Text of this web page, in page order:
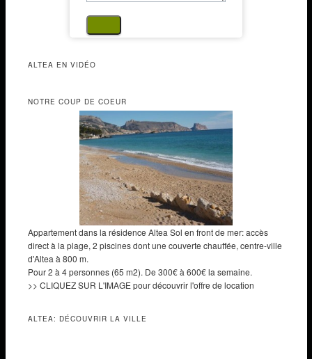
ALTEA EN VIDÉO
NOTRE COUP DE COEUR
Appartement dans la résidence Altea Sol en front de mer: accès
direct à la plage, 2 piscines dont une couverte chauffée, centre-ville
d'Altea à 800 m.
Pour 2 à 4 personnes (65 m2). De 300€ à 600€ la semaine.
>> CLIQUEZ SUR L'IMAGE pour découvrir l'offre de location
ALTEA: DÉCOUVRIR LA VILLE